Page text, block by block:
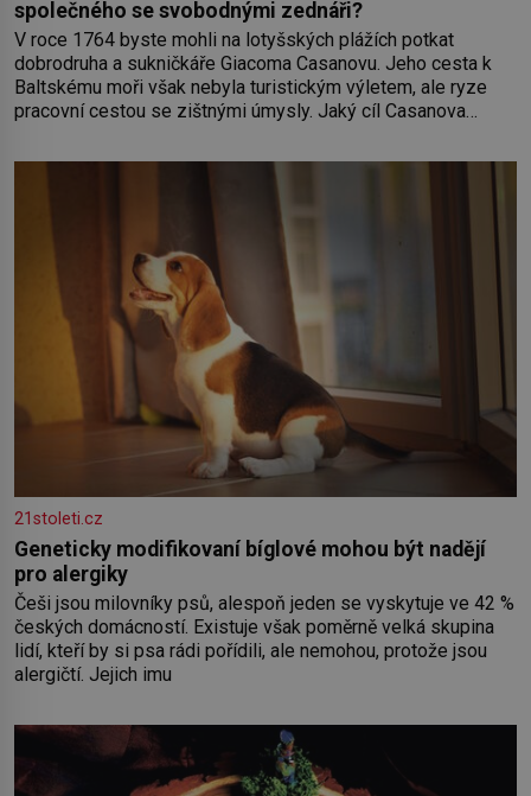
společného se svobodnými zednáři?
V roce 1764 byste mohli na lotyšských plážích potkat
dobrodruha a sukničkáře Giacoma Casanovu. Jeho cesta k
Baltskému moři však nebyla turistickým výletem, ale ryze
pracovní cestou se zištnými úmysly. Jaký cíl Casanova
Rigy? Casanova v Pobaltí kontaktoval tamní zednářské lóže.
Nebyl v této oblasti žádným nováčkem, protože do
21stoleti.cz
Geneticky modifikovaní bíglové mohou být nadějí
pro alergiky
Češi jsou milovníky psů, alespoň jeden se vyskytuje ve 42 %
českých domácností. Existuje však poměrně velká skupina
lidí, kteří by si psa rádi pořídili, ale nemohou, protože jsou
alergičtí. Jejich imu